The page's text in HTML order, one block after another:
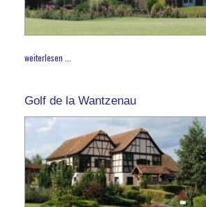
weiterlesen ...
Golf de la Wantzenau